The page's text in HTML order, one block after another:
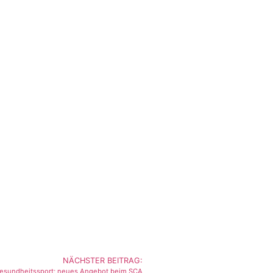
NÄCHSTER BEITRAG:
neues Angebot beim SCA